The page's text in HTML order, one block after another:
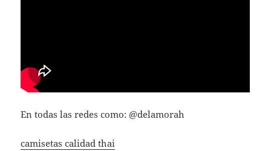
En todas las redes como: @delamorah
camisetas calidad thai